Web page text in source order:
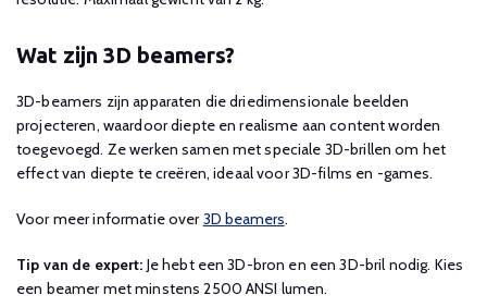
Wat zijn 3D beamers?
3D-beamers zijn apparaten die driedimensionale beelden
projecteren, waardoor diepte en realisme aan content worden
toegevoegd. Ze werken samen met speciale 3D-brillen om het
effect van diepte te creëren, ideaal voor 3D-films en -games.
Voor meer informatie over3D beamers.
Tip van de expert: Je hebt een 3D-bron en een 3D-bril nodig. Kies
een beamer met minstens 2500 ANSI lumen.